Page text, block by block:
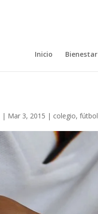
Inicio
| Mar 3, 2015 | colegio, fútbol